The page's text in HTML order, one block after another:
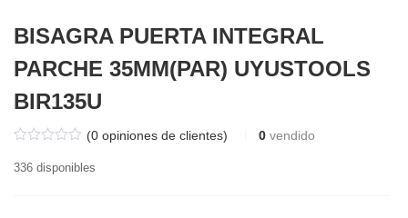
BISAGRA PUERTA INTEGRAL
PARCHE 35MM(PAR) UYUSTOOLS
BIR135U
(0opiniones de clientes) 0 vendido
336 disponibles